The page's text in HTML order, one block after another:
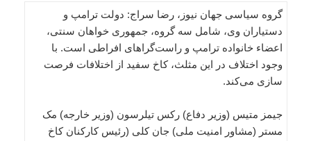
گروه سیاسی جهان نیوز، رضا سراج: دولت ترامپ و
دستیاران وی، شامل سه گروه، جمهوری خواهان سنتی،
اعضاء خانواده ترامپ و راست‌گراهای افراطی است. با
وجود اختلاف در این مثلث، کاخ سفید از اختلافات فرصت
سازی می‌کند.
جیمز متیس (وزیر دفاع) رکس تیلرسون (وزیر خارجه) مک
مستر (مشاور امنیت ملی) جان کلی (رئیس کارکنان کاخ